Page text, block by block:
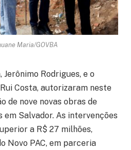
Maria/GOVBA
Jerônimo Rodrigues, e o
Costa, autorizaram neste
de nove novas obras de
em Salvador. As intervenções
a R$ 27 milhões,
Novo PAC, em parceria